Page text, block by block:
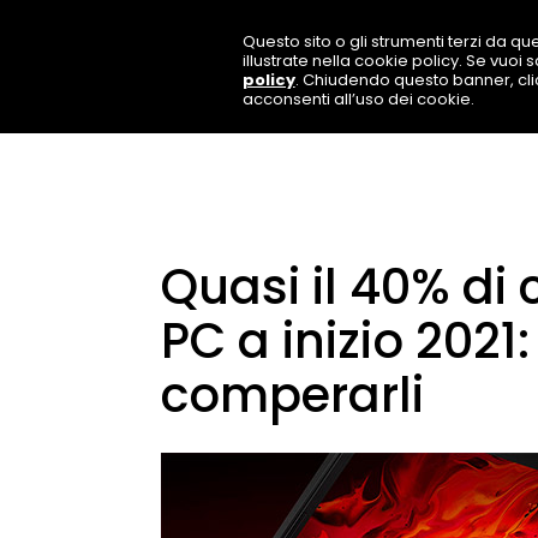
Quasi il 40% di
PC a inizio
comperarli
Questo sito o gli strumenti terzi da
illustrate nella cookie policy. Se vuoi
policy. Chiudendo questo banner,
acconsenti all’uso dei cookie.